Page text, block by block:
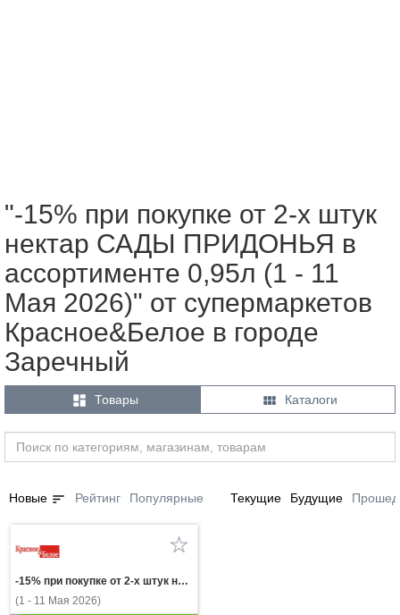
"-15% при покупке от 2-х штук
нектар САДЫ ПРИДОНЬЯ в
ассортименте 0,95л (1 - 11
Мая 2026)" от супермаркетов
Красное&Белое в городе
Заречный
 Товары  Каталоги
Новые sort Рейтинг Популярные Текущие Будущие
-15% при покупке от 2-х штук нектар САДЫ ПРИДОНЬЯ в ассортименте 0,95л
(1 - 11 Мая 2026)